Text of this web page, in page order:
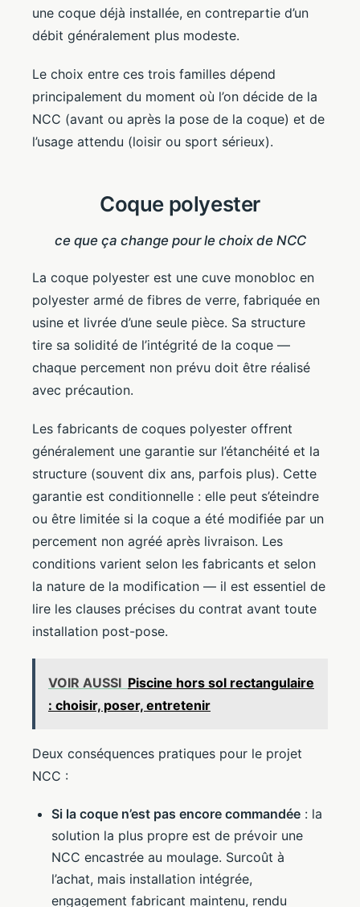
une coque déjà installée, en contrepartie d’un
débit généralement plus modeste.
Le choix entre ces trois familles dépend
principalement du moment où l’on décide de la
NCC (avant ou après la pose de la coque) et de
l’usage attendu (loisir ou sport sérieux).
Coque polyester
ce que ça change pour le choix de NCC
La coque polyester est une cuve monobloc en
polyester armé de fibres de verre, fabriquée en
usine et livrée d’une seule pièce. Sa structure
tire sa solidité de l’intégrité de la coque —
chaque percement non prévu doit être réalisé
avec précaution.
Les fabricants de coques polyester offrent
généralement une garantie sur l’étanchéité et la
structure (souvent dix ans, parfois plus). Cette
garantie est conditionnelle : elle peut s’éteindre
ou être limitée si la coque a été modifiée par un
percement non agréé après livraison. Les
conditions varient selon les fabricants et selon
la nature de la modification — il est essentiel de
lire les clauses précises du contrat avant toute
installation post-pose.
VOIR AUSSI Piscine hors sol rectangulaire
: choisir, poser, entretenir
Deux conséquences pratiques pour le projet
NCC :
Si la coque n’est pas encore commandée : la
solution la plus propre est de prévoir une
NCC encastrée au moulage. Surcoût à
l’achat, mais installation intégrée,
engagement fabricant maintenu, rendu